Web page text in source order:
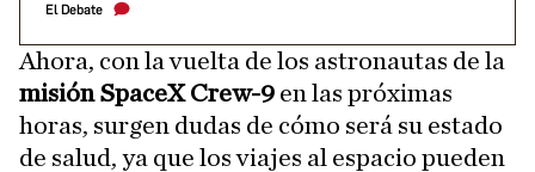
El Debate
Ahora, con la vuelta de los astronautas de la
misión SpaceX Crew-9 en las próximas
horas, surgen dudas de cómo será su estado
de salud, ya que los viajes al espacio pueden